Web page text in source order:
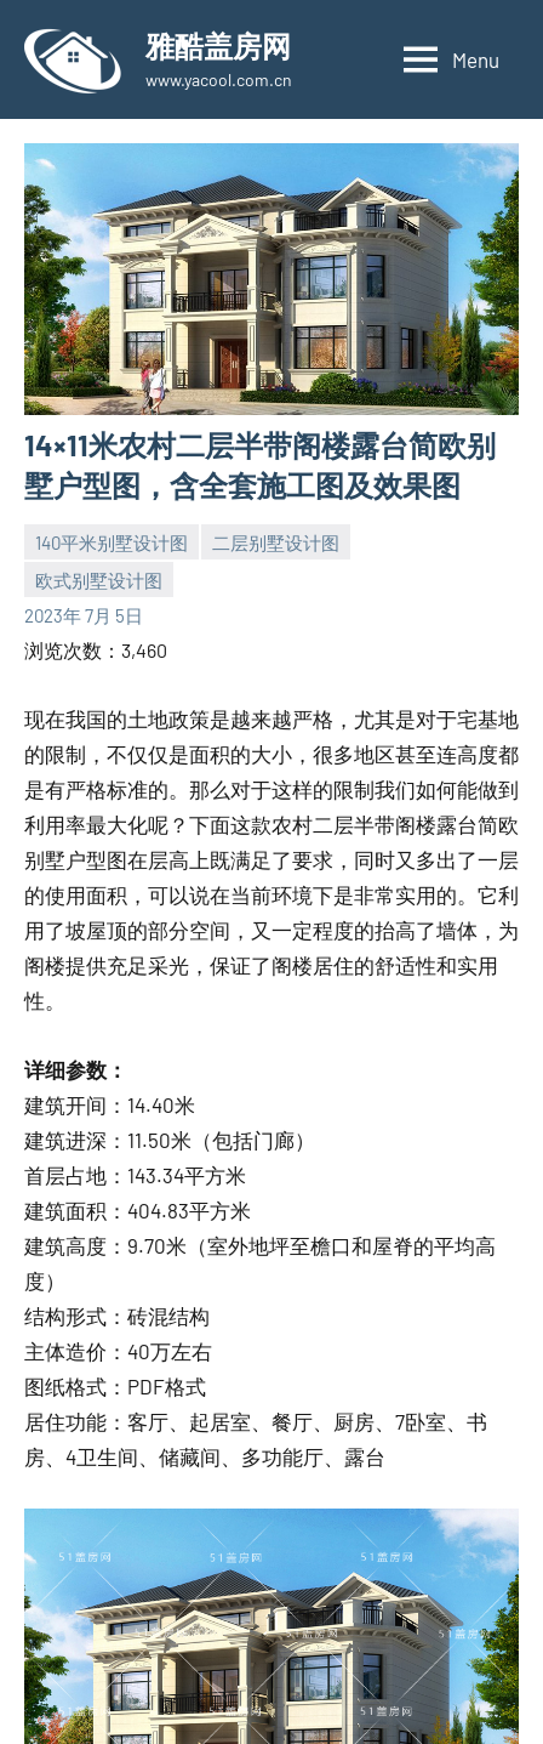
content
雅酷盖房网
www.yacool.com.cn
Menu
14×11米农村二层半带阁楼露台简欧别
墅户型图，含全套施工图及效果图
140平米别墅设计图
二层别墅设计图
欧式别墅设计图
2023年 7月 5日
yacool
浏览次数：3,460
现在我国的土地政策是越来越严格，尤其是对于宅基地
的限制，不仅仅是面积的大小，很多地区甚至连高度都
是有严格标准的。那么对于这样的限制我们如何能做到
利用率最大化呢？下面这款农村二层半带阁楼露台简欧
别墅户型图在层高上既满足了要求，同时又多出了一层
的使用面积，可以说在当前环境下是非常实用的。它利
用了坡屋顶的部分空间，又一定程度的抬高了墙体，为
阁楼提供充足采光，保证了阁楼居住的舒适性和实用
性。
详细参数：
建筑开间：14.40米
建筑进深：11.50米（包括门廊）
首层占地：143.34平方米
建筑面积：404.83平方米
建筑高度：9.70米（室外地坪至檐口和屋脊的平均高
度）
结构形式：砖混结构
主体造价：40万左右
图纸格式：PDF格式
居住功能：客厅、起居室、餐厅、厨房、7卧室、书
房、4卫生间、储藏间、多功能厅、露台